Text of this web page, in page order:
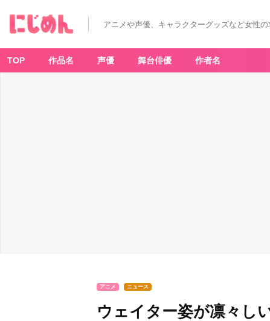
アニメや声優、キャラクターグッズなど女性
TOP 作品名 声優 舞台俳優 作者名
アニメ ニュース
ウェイター姿が凛々し